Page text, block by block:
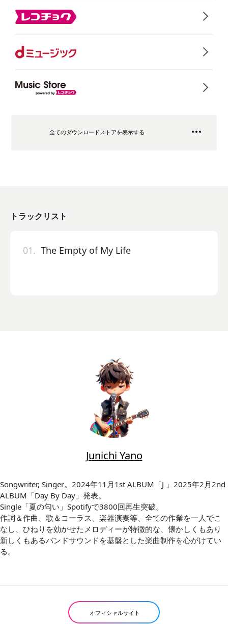
全てのダウンロードストアを表示する
トラックリスト
01. The Empty of My Life
Junichi Yano
Songwriter, Singer。2024年11月1st ALBUM「J 」2025年2月2nd
ALBUM「Day By Day」発表。
Single「夏の匂い」Spotifyで3800回再生突破。
作詞＆作曲、歌＆コーラス、楽器演奏等、全ての作業を一人でこ
なし、ひねりを効かせたメロディーが特徴的な、懐かしくもあり
新しくもあるバンドサウンドを基盤とした楽曲制作を心がけてい
る。
オフィシャルサイト